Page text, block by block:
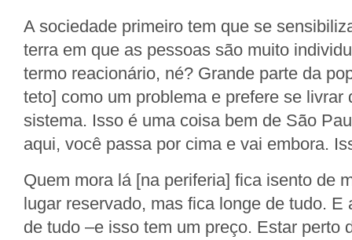
A sociedade primeiro tem que se
terra em que as pessoas são muito
termo reacionário, né? Grande parte da
teto] como um problema e prefere se livrar
sistema. Isso é uma coisa bem de São
aqui, você passa por cima e vai embora.
Quem mora lá [na periferia] fica isento de
lugar reservado, mas fica longe de tudo. E
de tudo –e isso tem um preço. Estar perto